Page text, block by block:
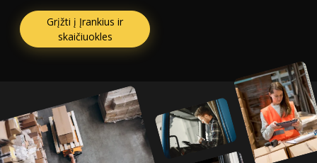
Grįžti į Įrankius ir
skaičiuokles